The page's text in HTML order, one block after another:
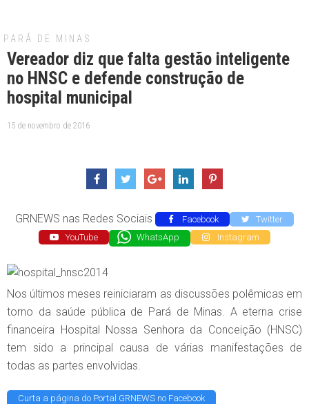
PARÁ DE MINAS
Vereador diz que falta gestão inteligente
no HNSC e defende construção de
hospital municipal
15 de novembro de 2016
GRNEWS nas Redes Sociais Facebook
Twitter
YouTube
WhatsApp Instagram
Nos últimos meses reiniciaram as discussões polêmicas em
torno da saúde pública de Pará de Minas. A eterna crise
financeira Hospital Nossa Senhora da Conceição (HNSC)
tem sido a principal causa de várias manifestações de
todas as partes envolvidas.
Curta a página do Portal GRNEWS no Facebook